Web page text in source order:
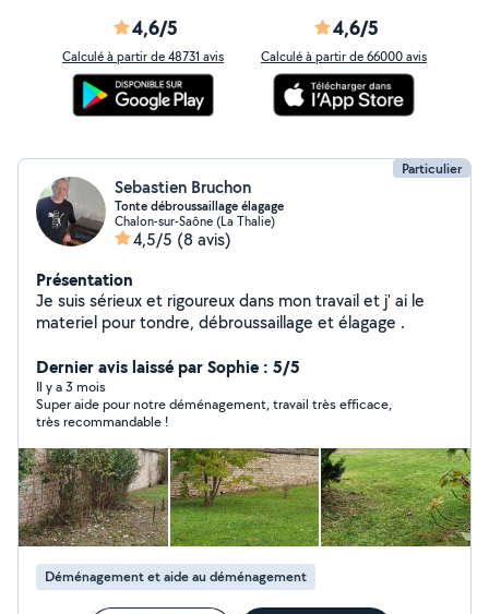
4,6/5
Calculé à partir de 48731 avis
4,6/5
Calculé à partir de 66000 avis
Particulier
Sebastien Bruchon
Tonte débroussaillage élagage
Chalon-sur-Saône (La Thalie)
4,5/5 (8 avis)
Présentation
Je suis sérieux et rigoureux dans mon travail et j' ai le
materiel pour tondre, débroussaillage et élagage .
Dernier avis laissé par Sophie : 5/5
Il y a 3 mois
Super aide pour notre déménagement, travail très efficace,
très recommandable !
Déménagement et aide au déménagement